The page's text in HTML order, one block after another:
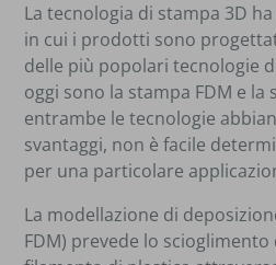
La tecnologia di stampa 3D
in cui i prodotti sono
delle più popolari tecnologie
oggi sono la stampa FDM e la
entrambe le tecnologie
svantaggi, non è facile
per una particolare
La modellazione di
FDM) prevede lo